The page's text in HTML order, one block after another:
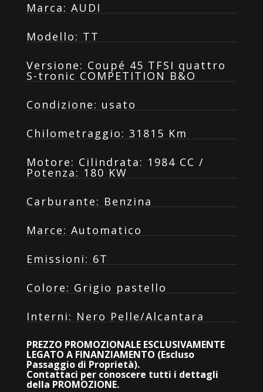
Marca: AUDI
Modello: TT
Versione: Coupé 45 TFSI quattro
S-tronic COMPETITION B&O
Condizione: usato
Chilometraggio: 31815 Km
Motore: Cilindrata: 1984 CC /
Potenza: 180 KW
Carburante: Benzina
Marce: Automatico
Emissioni: 6T
Colore: Grigio pastello
Interni: Nero Pelle/Alcantara
PREZZO PROMOZIONALE ESCLUSIVAMENTE
LEGATO A FINANZIAMENTO (Escluso
Passaggio di Proprietà).
Contattaci per conoscere tutti i dettagli
della PROMOZIONE.